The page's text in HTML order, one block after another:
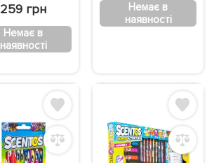
259 грн
Немає в
наявності
Немає в
наявності